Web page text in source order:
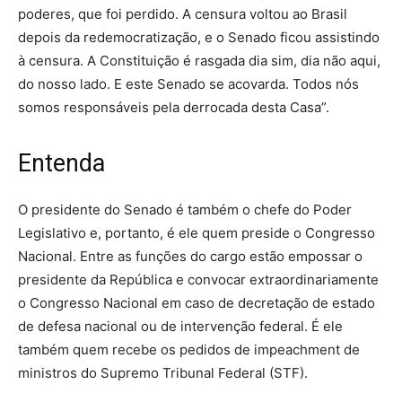
poderes, que foi perdido. A censura voltou ao Brasil
depois da redemocratização, e o Senado ficou assistindo
à censura. A Constituição é rasgada dia sim, dia não aqui,
do nosso lado. E este Senado se acovarda. Todos nós
somos responsáveis pela derrocada desta Casa”.
Entenda
O presidente do Senado é também o chefe do Poder
Legislativo e, portanto, é ele quem preside o Congresso
Nacional. Entre as funções do cargo estão empossar o
presidente da República e convocar extraordinariamente
o Congresso Nacional em caso de decretação de estado
de defesa nacional ou de intervenção federal. É ele
também quem recebe os pedidos de impeachment de
ministros do Supremo Tribunal Federal (STF).